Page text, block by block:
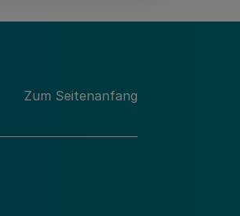
Innovativ &
Zum Seitenanfang